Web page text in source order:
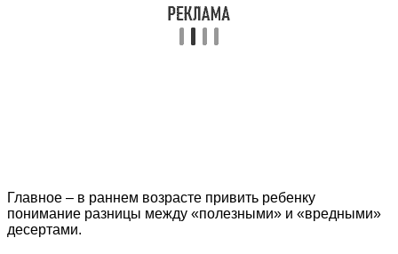
Главное – в раннем возрасте привить ребенку
понимание разницы между «полезными» и «вредными»
десертами.